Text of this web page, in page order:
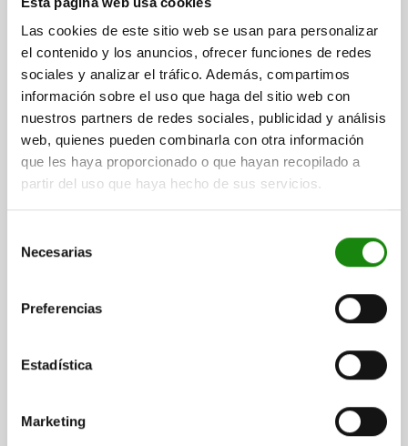
Las cookies de este sitio web se usan para personalizar
el contenido y los anuncios, ofrecer funciones de redes
sociales y analizar el tráfico. Además, compartimos
información sobre el uso que haga del sitio web con
nuestros partners de redes sociales, publicidad y análisis
web, quienes pueden combinarla con otra información
que les haya proporcionado o que hayan recopilado a
partir del uso que haya hecho de sus servicios.
Necesarias
Preferencias
Estadística
Marketing
INTERNAL DIAMETER=16
Order number:01126-01-40016050
$2,789.07
plus shipping costs
DETAILS
DETAILS
CAD
Other customers also bought
01140